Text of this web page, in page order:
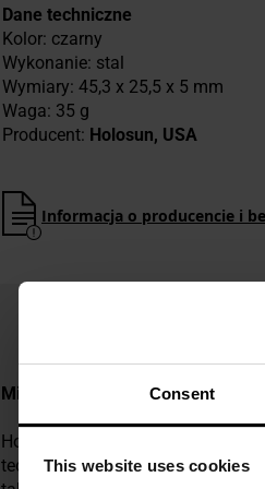
Consent
This website uses cookies
Dane techniczne
Kolor: czarny
Wykonanie: stal
Wymiary: 45,3 x 25,5 x 5 mm
Waga: 35 g
Producent: Holosun, USA
Informacja o producencie i
Militaria.pl jest dealerem
Holosun to marka optyki
technologii laserowych dla